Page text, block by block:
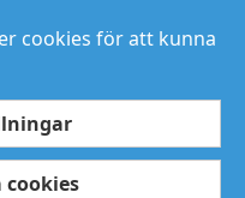
cookies för att kunna
cookies